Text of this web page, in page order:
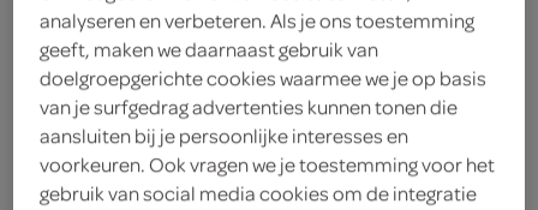
ingrediënten
1 limoen
analyseren en verbeteren. Als je ons toestemming
geeft, maken we daarnaast gebruik van
doelgroepgerichte cookies waarmee we je op basis
van je surfgedrag advertenties kunnen tonen die
aansluiten bij je persoonlijke interesses en
voorkeuren. Ook vragen we je toestemming voor het
gebruik van social media cookies om de integratie